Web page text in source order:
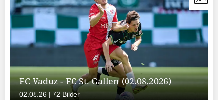
FC Vaduz - FC St. Gallen (02.08.2026)
02.08.26 | 72 Bilder